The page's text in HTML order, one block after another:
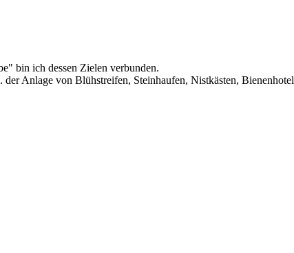
bin ich dessen Zielen verbunden.
Anlage von Blühstreifen, Steinhaufen, Nistkästen,